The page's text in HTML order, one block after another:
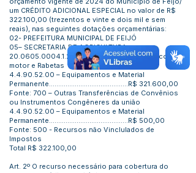
um CRÉDITO ADICIONAL ESPECIAL no valor de R$
322.100,00 (trezentos e vinte e dois mil e sem
reais), nas seguintes dotações orçamentárias:
02- PREFEITURA MUNICIPAL DE FEIJÓ
05– SECRETARIA DE AGRICULTURA
20.0605.0004.1.274– Aquisição de Barcos com
motor e Rabetas
4.4.90.52.00 – Equipamentos e Material
Permanente...........................................R$ 321.600,00
Fonte: 700 – Outras Transferências de Convênios
ou Instrumentos Congêneres da união
4.4.90.52.00 – Equipamentos e Material
Permanente...........................................R$ 500,00
Fonte: 500 - Recursos não Vinclulados de
Impostos
Total R$ 322.100,00
Art. 2º O recurso necessário para cobertura do